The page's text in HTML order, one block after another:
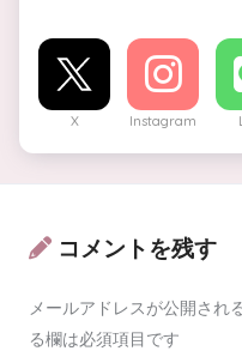
X Instagram
コメントを残す
メールアドレスが公開され
る欄は必須項目です